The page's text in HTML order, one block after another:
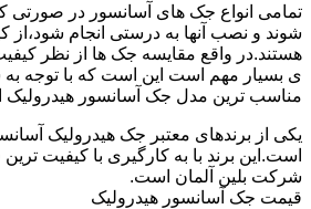
تمامی انواع جک های آسانسور در صورتی
شوند و نصب آنها به درستی انجام شود،از
هستند.در واقع مقایسه جک ها از نظر
ی بسیار مهم است این است که با توجه
مناسب ترین مدل جک آسانسور هیدرولیک
یکی از برندهای معتبر جک هیدرولیک
است.این برند با به کارگیری با کیفیت
شرکت بلین آلمان است.
قیمت جک آسانسور هیدرولیک